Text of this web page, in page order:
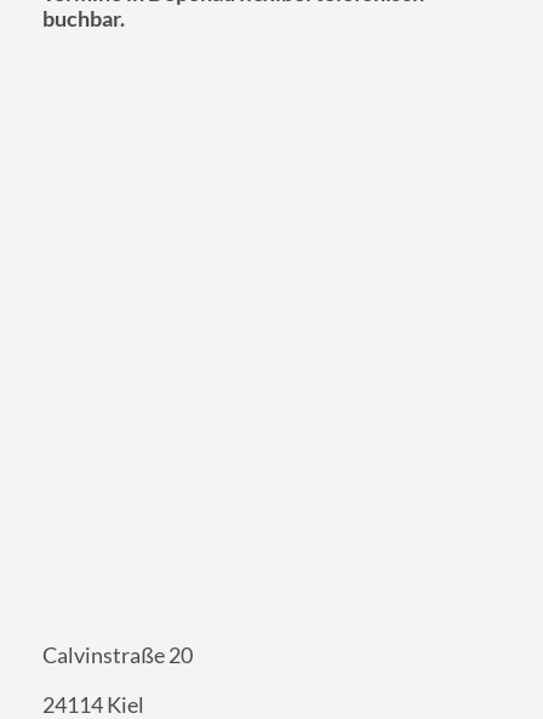
buchbar.
Calvinstraße 20
24114 Kiel